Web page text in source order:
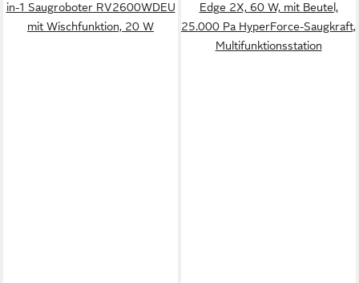
in-1 Saugroboter RV2600WDEU
mit Wischfunktion, 20 W
Edge 2X, 60 W, mit Beutel,
25.000 Pa HyperForce-Saugkraft,
Multifunktionsstation